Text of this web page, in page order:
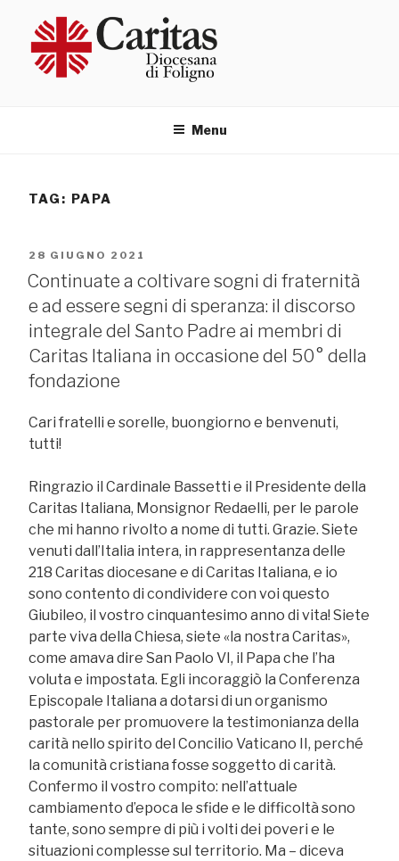
contenuto
Menu
TAG: PAPA
PUBBLICATO
IL
28 GIUGNO 2021
Continuate a coltivare sogni di fraternità
e ad essere segni di speranza: il discorso
integrale del Santo Padre ai membri di
Caritas Italiana in occasione del 50° della
fondazione
Cari fratelli e sorelle, buongiorno e benvenuti,
tutti!
Ringrazio il Cardinale Bassetti e il Presidente della
Caritas Italiana, Monsignor Redaelli, per le parole
che mi hanno rivolto a nome di tutti. Grazie. Siete
venuti dall’Italia intera, in rappresentanza delle
218 Caritas diocesane e di Caritas Italiana, e io
sono contento di condividere con voi questo
Giubileo, il vostro cinquantesimo anno di vita! Siete
parte viva della Chiesa, siete «la nostra Caritas»,
come amava dire San Paolo VI, il Papa che l’ha
voluta e impostata. Egli incoraggiò la Conferenza
Episcopale Italiana a dotarsi di un organismo
pastorale per promuovere la testimonianza della
carità nello spirito del Concilio Vaticano II, perché
la comunità cristiana fosse soggetto di carità.
Confermo il vostro compito: nell’attuale
cambiamento d’epoca le sfide e le difficoltà sono
tante, sono sempre di più i volti dei poveri e le
situazioni complesse sul territorio. Ma – diceva